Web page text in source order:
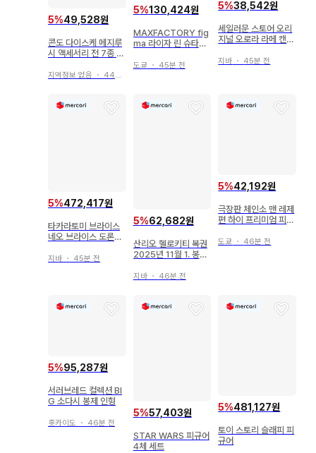
5%49,528원
콘도 다이스케 메지루
시 액세서리 전 7종 컴
지역정보 없음 ・ 44분 전
5%130,424원
MAXFACTORY fig
ma 라이자 린 슈타우
도쿄 ・ 45분 전
5%38,542원
세일러문 스토어 오리
지널 오로라 라메 캔뱃
퍼 세일러 치비문
지바 ・ 45분 전
5%472,417원
타카라토미 브라이스
네오 브라이스 도론조
지바 ・ 45분 전
5%62,682원
산리오 헬로키티 복권
2025년 11월 1. 봉제
지바・ 46분 전
5%42,192원
극장판 체인소 맨 레제
편 하이 프리미엄 피규
도쿄 ・ 46분 전
5%95,287원
서러브레드 컬렉션 BI
G 소다시 봉제 인형
홋카이도 ・ 46분 전
5%57,403원
STAR WARS 피규어
4체 세트
5%481,127원
토이 스토리 슬래피 피
규어